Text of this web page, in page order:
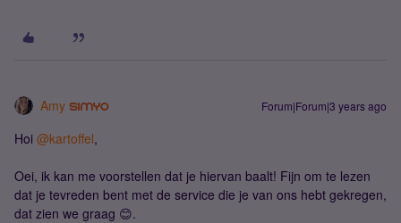
Amy Forum|Forum|3 years ago
Hoi @kartoffel,
Oei, ik kan me voorstellen dat je hiervan baalt! Fijn om te lezen
dat je tevreden bent met de service die je van ons hebt gekregen,
dat zien we graag 😊.